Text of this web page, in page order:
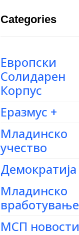
Categories
Европски
Солидарен
Корпус
Еразмус +
Младинско
учество
Демократија
Младинско
вработување
МСП новости